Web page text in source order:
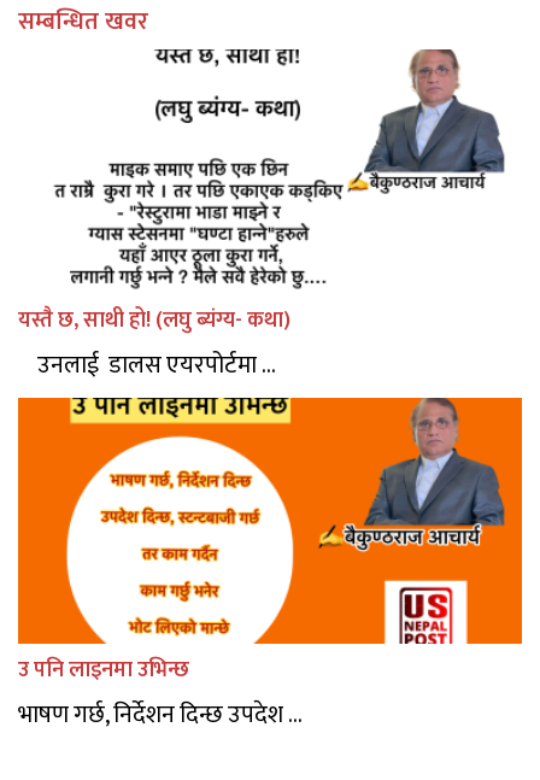
सम्बन्धित खवर
यस्तै छ, साथी हो! (लघु ब्यंग्य- कथा)
उनलाई डालस एयरपोर्टमा ...
उ पनि लाइनमा उभिन्छ
भाषण गर्छ, निर्देशन दिन्छ उपदेश ...